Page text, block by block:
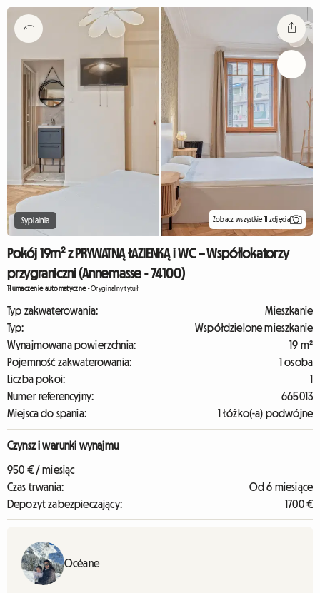
Sypialnia Zobacz wszystkie 11 zdjęcia
Pokój 19m² z PRYWATNĄ ŁAZIENKĄ i WC – Współlokatorzy
przygraniczni (Annemasse - 74100)
Tłumaczenie automatyczne-Oryginalny tytuł
Typ zakwaterowania:
Mieszkanie
Typ:
Współdzielone mieszkanie
Wynajmowana powierzchnia:
19 m²
Pojemność zakwaterowania:
1 osoba
Liczba pokoi:
1
Numer referencyjny:
665013
Miejsca do spania:
1 Łóżko(-a) podwójne
Czynsz i warunki wynajmu
950 € / miesiąc
Czas trwania:
Od 6 miesiące
Depozyt zabezpieczający:
1700 €
Océane